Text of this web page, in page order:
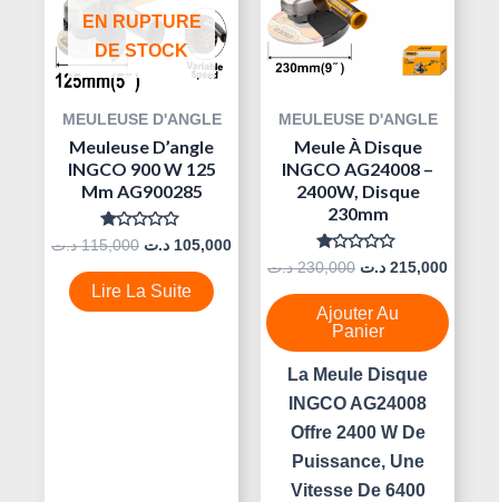
EN RUPTURE
DE STOCK
MEULEUSE D'ANGLE
Meuleuse D’angle
INGCO 900 W 125
Mm AG900285
Note
Sur
5
115,000 د.ت 105,000 د.ت
Lire La Suite
MEULEUSE D'ANGLE
Meule À Disque
INGCO AG24008 –
2400W, Disque
230mm
Note
Sur
5
230,000 د.ت 215,000 د.ت
Ajouter Au
Panier
La Meule Disque
INGCO AG24008
Offre 2400 W De
Puissance, Une
Vitesse De 6400